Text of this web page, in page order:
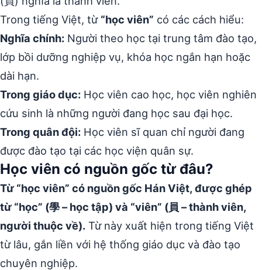
Trong tiếng Việt, từ “học viên” có các cách hiểu:
Nghĩa chính: Người theo học tại trung tâm đào tạo,
lớp bồi dưỡng nghiệp vụ, khóa học ngắn hạn hoặc
dài hạn.
Trong giáo dục: Học viên cao học, học viên nghiên
cứu sinh là những người đang học sau đại học.
Trong quân đội: Học viên sĩ quan chỉ người đang
được đào tạo tại các học viện quân sự.
Học viên có nguồn gốc từ đâu?
Từ “học viên” có nguồn gốc Hán Việt, được ghép
từ “học” (學 – học tập) và “viên” (員 – thành viên,
người thuộc về). Từ này xuất hiện trong tiếng Việt
từ lâu, gắn liền với hệ thống giáo dục và đào tạo
chuyên nghiệp.